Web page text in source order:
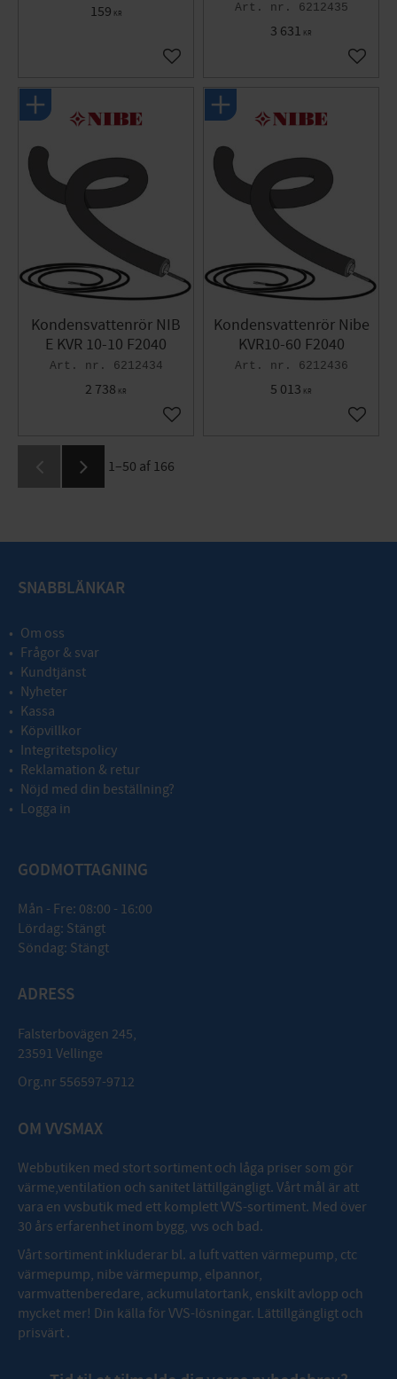
159 KR
Gem som favorit
6212435
3 631 KR
Gem
Kondensvattenrör NIB
E KVR 10-10 F2040
6212434
2 738 KR
Gem som favorit
Kondensvattenrör Nibe
KVR10-60 F2040
6212436
5 013 KR
Gem
1–50 af 166
SNABBLÄNKAR
Om oss
Frågor & svar
Kundtjänst
Nyheter
Kassa
Köpvillkor
Integritetspolicy
Reklamation & retur
Nöjd med din beställning?
Logga in
GODMOTTAGNING
Mån - Fre: 08:00 - 16:00
Lördag: Stängt
Söndag: Stängt
ADRESS
Falsterbovägen 245,
23591 Vellinge
Org.nr 556597-9712
OM VVSMAX
Webbutiken med stort sortiment och låga priser som gör
värme,ventilation och sanitet lättillgängligt. Vårt mål är att
vara en vvsbutik med ett komplett VVS-sortiment. Med över
30 års erfarenhet inom bygg, vvs och bad.
Vårt sortiment inkluderar bl. a luft vatten värmepump, ctc
värmepump, nibe värmepump, elpannor,
varmvattenberedare, ackumulatortank, enskilt avlopp och
mycket mer! Din källa för VVS-lösningar. Lättillgängligt och
prisvärt .